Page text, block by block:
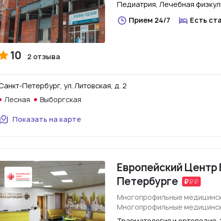
Педиатрия, Лечебная
Прием 24/7
Есть
10 2 отзыва
Петербург, ул. Литовская, д. 2
Лесная
Выборгская
Показать на карте
Европейский
Петербурге
Многопрофильные
Многопрофильные